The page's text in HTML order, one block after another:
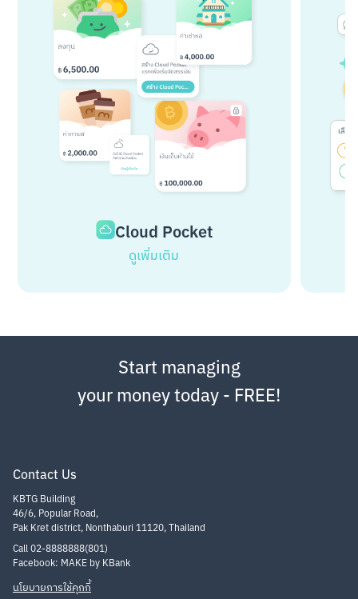
Cloud Pocket
ดูเพิ่มเติม
Contact Us
KBTG Building
46/6, Popular Road,
Pak Kret district, Nonthaburi 11120, Thailand
Call 02-8888888(801)
Facebook: MAKE by KBank
นโยบายการใช้คุกกี้
Start managing
your money today - FREE!